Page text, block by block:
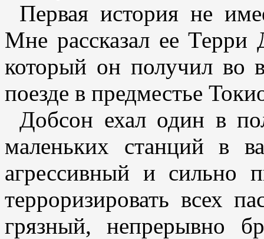
Первая история не
Мне рассказал ее Терри
который он получил во
поезде в предместье
Добсон ехал один в
маленьких станций в
агрессивный и сильно
терроризировать всех
грязный, непрерывно